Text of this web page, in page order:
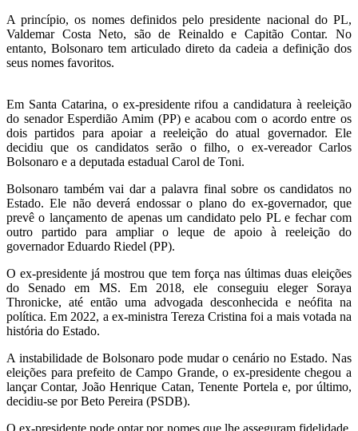
A princípio, os nomes definidos pelo presidente nacional do PL,
Valdemar Costa Neto, são de Reinaldo e Capitão Contar. No
entanto, Bolsonaro tem articulado direto da cadeia a definição dos
seus nomes favoritos.
Em Santa Catarina, o ex-presidente rifou a candidatura à reeleição
do senador Esperdião Amim (PP) e acabou com o acordo entre os
dois partidos para apoiar a reeleição do atual governador. Ele
decidiu que os candidatos serão o filho, o ex-vereador Carlos
Bolsonaro e a deputada estadual Carol de Toni.
Bolsonaro também vai dar a palavra final sobre os candidatos no
Estado. Ele não deverá endossar o plano do ex-governador, que
prevê o lançamento de apenas um candidato pelo PL e fechar com
outro partido para ampliar o leque de apoio à reeleição do
governador Eduardo Riedel (PP).
O ex-presidente já mostrou que tem força nas últimas duas eleições
do Senado em MS. Em 2018, ele conseguiu eleger Soraya
Thronicke, até então uma advogada desconhecida e neófita na
política. Em 2022, a ex-ministra Tereza Cristina foi a mais votada na
história do Estado.
A instabilidade de Bolsonaro pode mudar o cenário no Estado. Nas
eleições para prefeito de Campo Grande, o ex-presidente chegou a
lançar Contar, João Henrique Catan, Tenente Portela e, por último,
decidiu-se por Beto Pereira (PSDB).
O ex-presidente pode optar por nomes que lhe asseguram fidelidade,